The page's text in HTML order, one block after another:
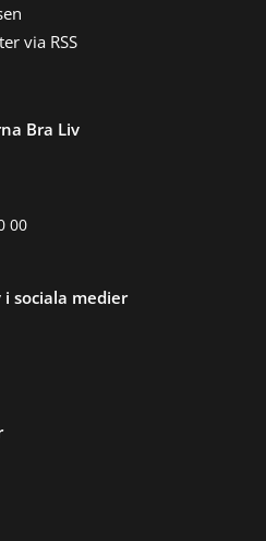
via RSS
Bra Liv
00
sociala medier